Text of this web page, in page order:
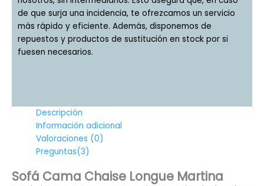
de que surja una incidencia, te ofrezcamos un servicio
más rápido y eficiente. Además, disponemos de
repuestos y productos de sustitución en stock por si
fuesen necesarios.
Descripción
Información adicional
Valoraciones (0)
Preguntas(3)
Sofá Cama Chaise Longue Martina